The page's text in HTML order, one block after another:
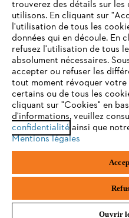
Politique de protection des
Mentions légales
Informations juridiques
STIHL VERTRIEBS AG, 8617
N'EST PLUS
Vous utilisez un navigateur
en charge, et certaines
peuvent fonctionner
optimale de notre site, nous
l'un des navigateurs suivants :
firefox
trouverez des détails sur
utilisons. En cliquant sur
l'utilisation de tous les
données qui en découle. En
refusez l'utilisation de tous
absolument nécessaires.
accepter ou refuser les
tout moment révoquer
certains ou de tous les
cliquant sur "Cookies" en
d'informations, veuillez
confidentialitéainsi que
Mentions légales
Ouvrir